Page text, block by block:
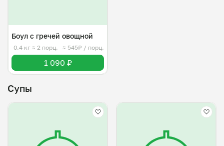
Боул с гречей овощной
0.4 кг ≈ 2 порц. ≈ 545₽ / порц.
1 090 ₽
Супы